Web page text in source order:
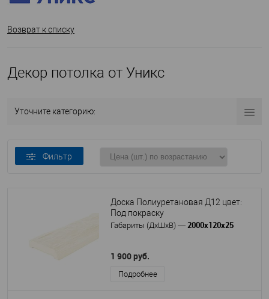
Возврат к списку
Декор потолка от Уникс
Уточните категорию:
Фильтр
Доска Полиуретановая Д12 цвет:
Под покраску
Габариты (ДхШхВ) — 2000х120х25
1 900 руб.
Подробнее